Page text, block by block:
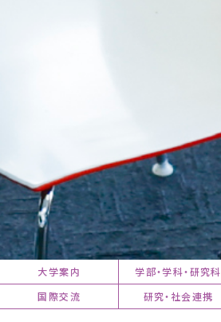
大学案内 学部・学科・研究科
国際交流
研究・社会連携